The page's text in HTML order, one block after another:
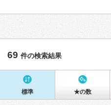
69 件の検索結果
標準 ★の数